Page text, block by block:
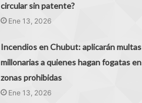
circular sin patente?
Ene 13, 2026
Incendios en Chubut: aplicarán multas
millonarias a quienes hagan fogatas en
zonas prohibidas
Ene 13, 2026